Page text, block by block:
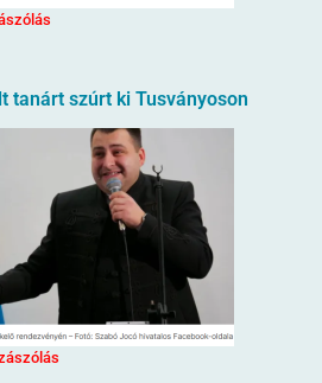
tanárt szúrt ki Tusványoson